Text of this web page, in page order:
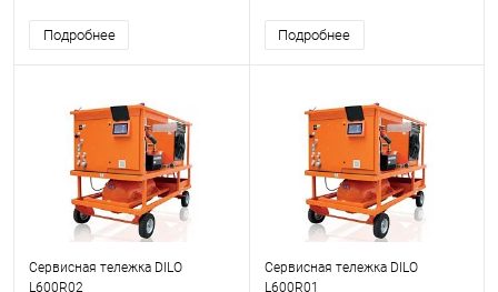
Подробнее Подробнее
Сервисная тележка DILO
L600R02
Сервисная тележка DILO
L600R01